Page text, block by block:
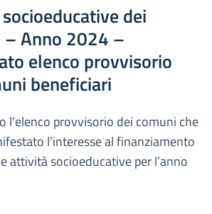
dei
– Anno 2024 –
elenco provvisorio
beneficiari
l’elenco provvisorio dei comuni che
l’interesse al finanziamento
attività socioeducative per l’anno